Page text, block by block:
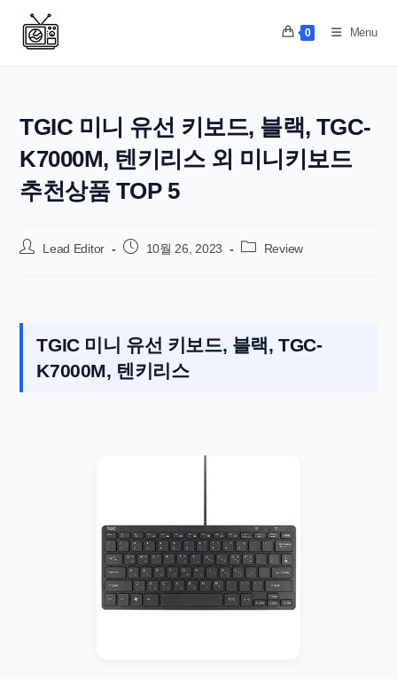
content
0 Menu
TGIC 미니 유선 키보드, 블랙, TGC-
K7000M, 텐키리스 외 미니키보드
추천상품 TOP 5
Post Lead Editor
Post 10월 26, 2023
Post Review
TGIC 미니 유선 키보드, 블랙, TGC-
K7000M, 텐키리스